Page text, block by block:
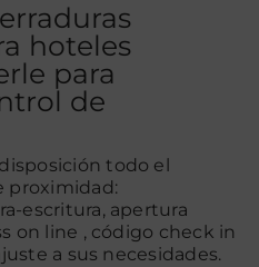
hoteles
para
de
todo el
proximidad:
escritura, apertura
on line , código check in
a sus necesidades.